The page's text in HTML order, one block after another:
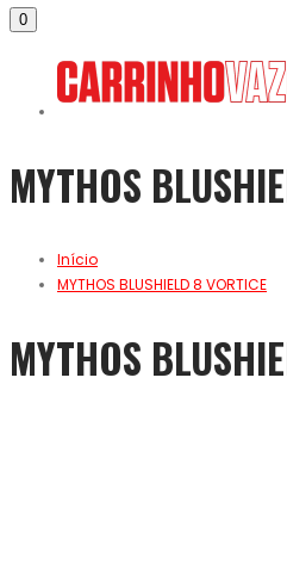
0
MYTHOS
Início
MYTHOS BLUSHIELD 8 VORTICE
MYTHOS